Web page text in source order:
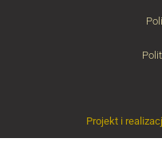
Projekt i